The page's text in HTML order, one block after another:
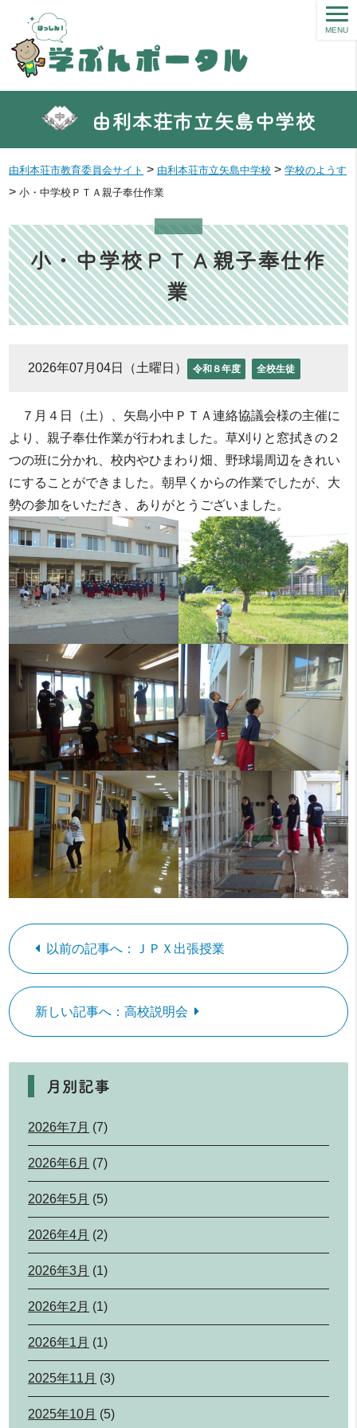
由利本荘市立矢島中学校
MENU
由利本荘市教育委員会サイト > 由利本荘市立矢島中学校 >学校のようす
>小・中学校ＰＴＡ親子奉仕作業
小・中学校ＰＴＡ親子奉仕作
業
2026年07月04日（土曜日） 令和８年度 全校生徒
７月４日（土）、矢島小中ＰＴＡ連絡協議会様の主催に
より、親子奉仕作業が行われました。草刈りと窓拭きの２
つの班に分かれ、校内やひまわり畑、野球場周辺をきれい
にすることができました。朝早くからの作業でしたが、大
勢の参加をいただき、ありがとうございました。
以前の記事へ：ＪＰＸ出張授業
新しい記事へ：高校説明会
月別記事
2026年7月 (7)
2026年6月 (7)
2026年5月 (5)
2026年4月 (2)
2026年3月 (1)
2026年2月 (1)
2026年1月 (1)
2025年11月 (3)
2025年10月 (5)